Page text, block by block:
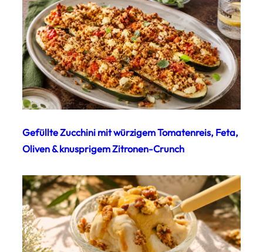
Gefüllte Zucchini mit würzigem Tomatenreis, Feta,
Oliven & knusprigem Zitronen-Crunch